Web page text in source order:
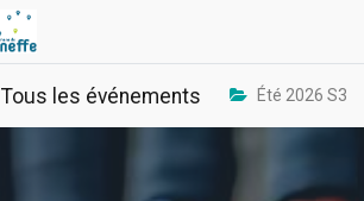
Tous les événements Été 2026 S3